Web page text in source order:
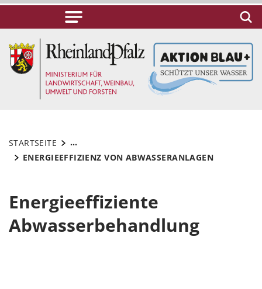
STARTSEITE
...
ENERGIEEFFIZIENZ VON ABWASSERANLAGEN
Energieeffiziente
Abwasserbehandlung